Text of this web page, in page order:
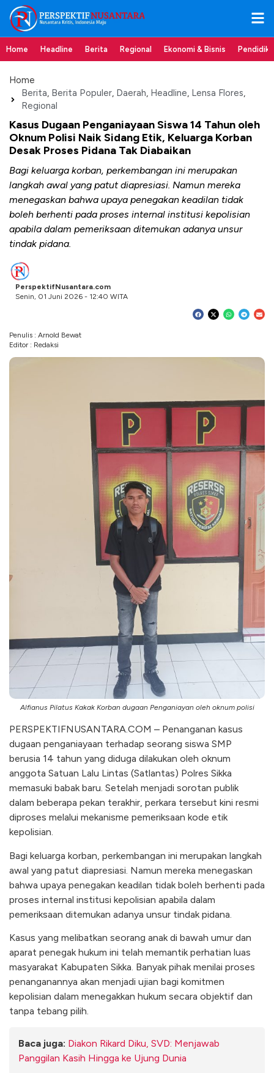
Home Headline Berita Regional Ekonomi & Bisnis
Home
Berita, Berita Populer, Daerah, Headline, Lensa Flores,
Regional
Kasus Dugaan Penganiayaan Siswa 14 Tahun oleh
Oknum Polisi Naik Sidang Etik, Keluarga Korban
Desak Proses Pidana Tak Diabaikan
Bagi keluarga korban, perkembangan ini merupakan
langkah awal yang patut diapresiasi. Namun mereka
menegaskan bahwa upaya penegakan keadilan tidak
boleh berhenti pada proses internal institusi kepolisian
apabila dalam pemeriksaan ditemukan adanya unsur
tindak pidana.
PerspektifNusantara.com
Senin, 01 Juni 2026 - 12:40 WITA
Penulis : Arnold Bewat
Editor : Redaksi
Alfianus Pilatus Kakak Korban dugaan Penganiayan oleh oknum polisi
PERSPEKTIFNUSANTARA.COM – Penanganan kasus
dugaan penganiayaan terhadap seorang siswa SMP
berusia 14 tahun yang diduga dilakukan oleh oknum
anggota Satuan Lalu Lintas (Satlantas) Polres Sikka
memasuki babak baru. Setelah menjadi sorotan publik
dalam beberapa pekan terakhir, perkara tersebut kini resmi
diproses melalui mekanisme pemeriksaan kode etik
kepolisian.
Bagi keluarga korban, perkembangan ini merupakan langkah
awal yang patut diapresiasi. Namun mereka menegaskan
bahwa upaya penegakan keadilan tidak boleh berhenti pada
proses internal institusi kepolisian apabila dalam
pemeriksaan ditemukan adanya unsur tindak pidana.
Kasus yang melibatkan seorang anak di bawah umur dan
aparat penegak hukum ini telah memantik perhatian luas
masyarakat Kabupaten Sikka. Banyak pihak menilai proses
penanganannya akan menjadi ujian bagi komitmen
kepolisian dalam menegakkan hukum secara objektif dan
tanpa tebang pilih.
Baca juga: Diakon Rikard Diku, SVD: Menjawab
Panggilan Kasih Hingga ke Ujung Dunia